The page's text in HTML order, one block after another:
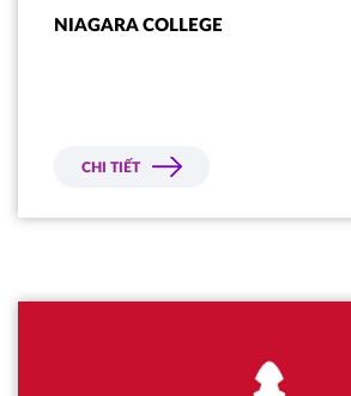
NIAGARA COLLEGE
CHI TIẾT